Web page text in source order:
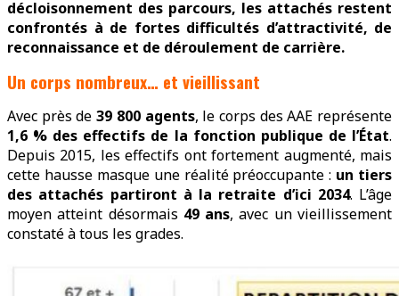
décloisonnement des parcours, les attachés restent
confrontés à de fortes difficultés d’attractivité, de
reconnaissance et de déroulement de carrière.
Un corps nombreux… et vieillissant
Avec près de39 800 agents, le corps des AAE représente
1,6 % des effectifs de la fonction publique de l’État.
Depuis 2015, les effectifs ont fortement augmenté, mais
cette hausse masque une réalité préoccupante : un tiers
des attachés partiront à la retraite d’ici 2034. L’âge
moyen atteint désormais 49 ans, avec un vieillissement
constaté à tous les grades.